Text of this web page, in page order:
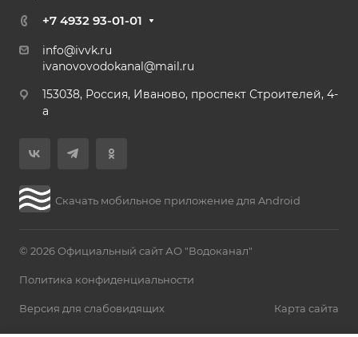
+7 4932 93-01-01
info@ivvk.ru
ivanovovodokanal@mail.ru
153038, Россия, Иваново, проспект Строителей, 4-
а
Скачать мобильное приложение для Android
© 2026 Официальный сайт АО "Водоканал"
Политика конфиденциальности
Версия для слабовидящих Карта сайта